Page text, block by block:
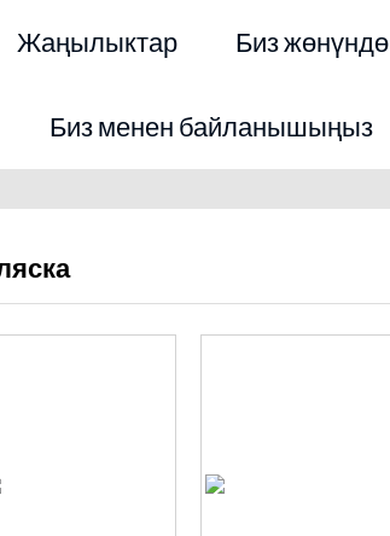
Жаңылыктар Биз жөнүндө
Биз менен байланышыңыз